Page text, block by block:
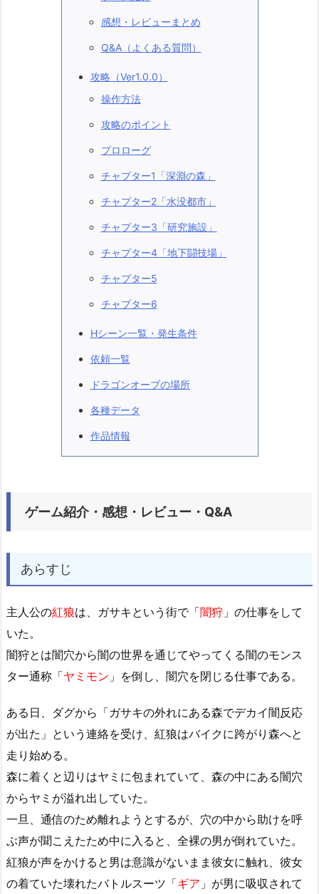
感想・レビューまとめ
Q&A（よくある質問）
攻略（Ver1.0.0）
操作方法
攻略のポイント
プロローグ
チャプター1「深淵の森」
チャプター2「水没都市」
チャプター3「研究施設」
チャプター4「地下闘技場」
チャプター5
チャプター6
Hシーン一覧・発生条件
依頼一覧
ドラゴンオーブの場所
各種データ
作品情報
ゲーム紹介・感想・レビュー・Q&A
あらすじ
主人公の紅狼は、ガサキという街で「闇狩 」の仕事をして
いた。
闇狩とは闇穴から闇の世界を通じてやってくる闇のモンス
ター通称「ヤミモン 」を倒し、闇穴を閉じる仕事である。
ある日、ダグから「ガサキの外れにある森でデカイ闇反応
が出た」という連絡を受け、紅狼はバイクに跨がり森へと
走り始める。
森に着くと辺りはヤミに包まれていて、森の中にある闇穴
からヤミが溢れ出していた。
一旦、通信のため離れようとするが、穴の中から助けを呼
ぶ声が聞こえたため中に入ると、全裸の男が倒れていた。
紅狼が声をかけると男は意識がないまま彼女に触れ、彼女
の着ていた壊れたバトルスーツ「ギア 」が男に吸収されて